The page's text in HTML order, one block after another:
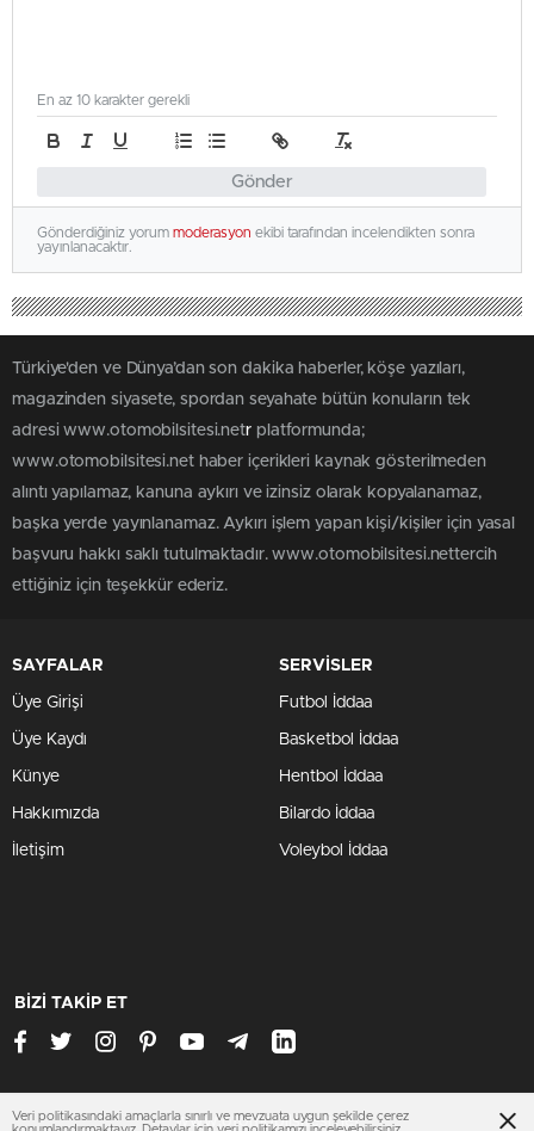
Gönder
En az 10 karakter gerekli
Gönderdiğiniz yorum moderasyon ekibi tarafından incelendikten sonra
yayınlanacaktır.
Türkiye'den ve Dünya’dan son dakika haberler, köşe yazıları,
magazinden siyasete, spordan seyahate bütün konuların tek
adresi www.otomobilsitesi.netr platformunda;
www.otomobilsitesi.net haber içerikleri kaynak gösterilmeden
alıntı yapılamaz, kanuna aykırı ve izinsiz olarak kopyalanamaz,
başka yerde yayınlanamaz. Aykırı işlem yapan kişi/kişiler için yasal
başvuru hakkı saklı tutulmaktadır. www.otomobilsitesi.nettercih
ettiğiniz için teşekkür ederiz.
SAYFALAR
Üye Girişi
Üye Kaydı
Künye
Hakkımızda
İletişim
SERVİSLER
Futbol İddaa
Basketbol İddaa
Hentbol İddaa
Bilardo İddaa
Voleybol İddaa
BİZİ TAKİP ET
www.otomobilsitesi.net
Veri politikasındaki amaçlarla sınırlı ve mevzuata uygun şekilde çerez